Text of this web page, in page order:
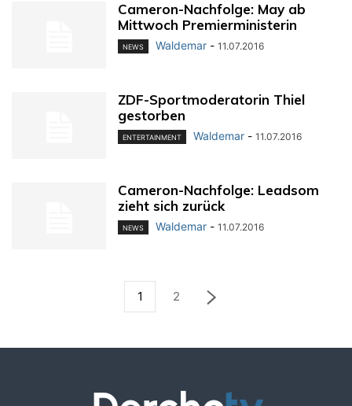
Cameron-Nachfolge: May ab
Mittwoch Premierministerin
NEWS Waldemar - 11.07.2016
ZDF-Sportmoderatorin Thiel
gestorben
ENTERTAINMENT Waldemar - 11.07.2016
Cameron-Nachfolge: Leadsom
zieht sich zurück
NEWS Waldemar - 11.07.2016
1 2